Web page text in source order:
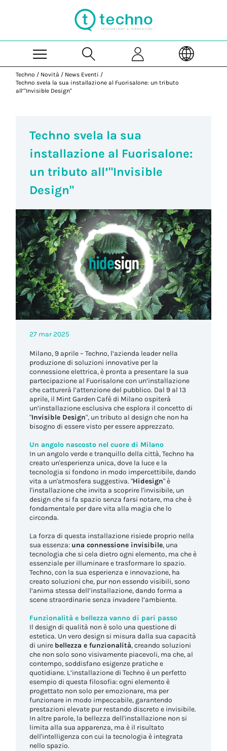
Techno / Novità / News Eventi /
Techno svela la sua installazione al Fuorisalone: un tributo
all’"Invisible Design"
Techno svela la sua
installazione al Fuorisalone:
un tributo all’"Invisible
Design"
27 mar 2025
Milano, 9 aprile – Techno, l’azienda leader nella
produzione di soluzioni innovative per la
connessione elettrica, è pronta a presentare la sua
partecipazione al Fuorisalone con un’installazione
che catturerà l’attenzione del pubblico. Dal 9 al 13
aprile, il Mint Garden Cafè di Milano ospiterà
un’installazione esclusiva che esplora il concetto di
"Invisible Design", un tributo al design che non ha
bisogno di essere visto per essere apprezzato.
Un angolo nascosto nel cuore di Milano
In un angolo verde e tranquillo della città, Techno ha
creato un'esperienza unica, dove la luce e la
tecnologia si fondono in modo impercettibile, dando
vita a un'atmosfera suggestiva. "Hidesign" è
l'installazione che invita a scoprire l'invisibile, un
design che si fa spazio senza farsi notare, ma che è
fondamentale per dare vita alla magia che lo
circonda.
La forza di questa installazione risiede proprio nella
sua essenza: una connessione invisibile, una
tecnologia che si cela dietro ogni elemento, ma che è
essenziale per illuminare e trasformare lo spazio.
Techno, con la sua esperienza e innovazione, ha
creato soluzioni che, pur non essendo visibili, sono
l’anima stessa dell’installazione, dando forma a
scene straordinarie senza invadere l’ambiente.
Funzionalità e bellezza vanno di pari passo
Il design di qualità non è solo una questione di
estetica. Un vero design si misura dalla sua capacità
di unire bellezza e funzionalità, creando soluzioni
che non solo sono visivamente piacevoli, ma che, al
contempo, soddisfano esigenze pratiche e
quotidiane. L’installazione di Techno è un perfetto
esempio di questa filosofia: ogni elemento è
progettato non solo per emozionare, ma per
funzionare in modo impeccabile, garantendo
prestazioni elevate pur restando discreto e invisibile.
In altre parole, la bellezza dell'installazione non si
limita alla sua apparenza, ma è il risultato
dell'intelligenza con cui la tecnologia è integrata
nello spazio.